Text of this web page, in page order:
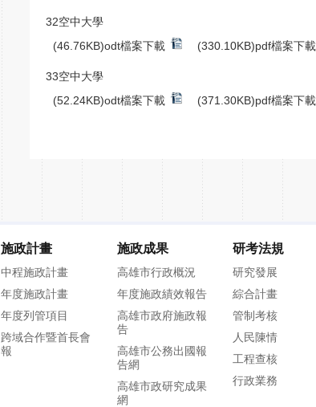
32空中大學
(46.76KB)odt檔案下載
(330.10KB)pdf檔案下載
33空中大學
(52.24KB)odt檔案下載
(371.30KB)pdf檔案下載
施政計畫
中程施政計畫
年度施政計畫
年度列管項目
跨域合作暨首長會
報
施政成果
高雄市行政概況
年度施政績效報告
高雄市政府施政報
告
高雄市公務出國報
告網
高雄市政研究成果
網
研考法規
研究發展
綜合計畫
管制考核
人民陳情
工程查核
行政業務